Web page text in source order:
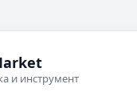
и инструмент